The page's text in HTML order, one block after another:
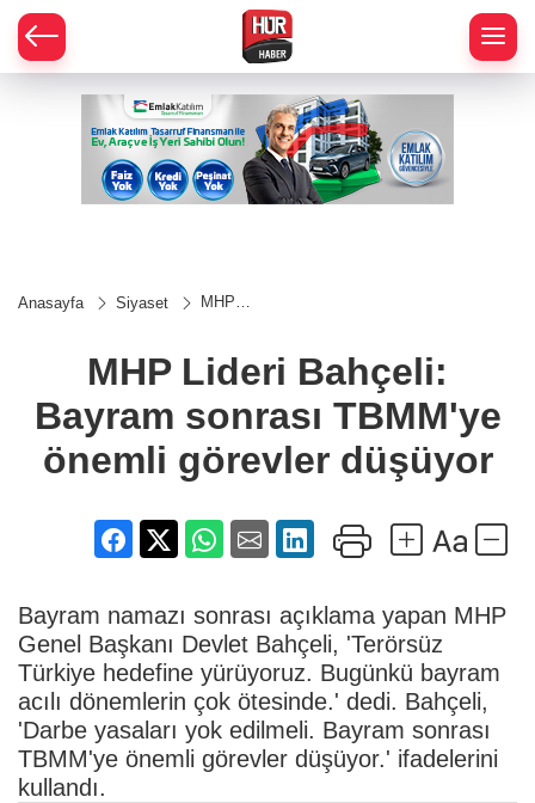
Anasayfa Siyaset
MHP
Bayram
sonrası
önemli
görevler
düşüyor
MHP Lideri Bahçeli:
Bayram sonrası TBMM'ye
önemli görevler düşüyor
Bayram namazı sonrası açıklama yapan MHP
Genel Başkanı Devlet Bahçeli, 'Terörsüz
Türkiye hedefine yürüyoruz. Bugünkü bayram
acılı dönemlerin çok ötesinde.' dedi. Bahçeli,
'Darbe yasaları yok edilmeli. Bayram sonrası
TBMM'ye önemli görevler düşüyor.' ifadelerini
kullandı.